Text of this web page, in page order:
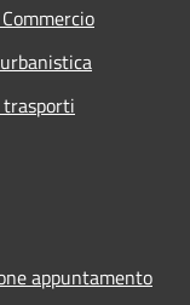
appuntamento